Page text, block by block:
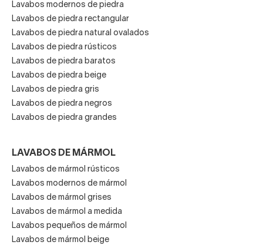
Lavabos modernos de piedra
Lavabos de piedra rectangular
Lavabos de piedra natural ovalados
Lavabos de piedra rústicos
Lavabos de piedra baratos
Lavabos de piedra beige
Lavabos de piedra gris
Lavabos de piedra negros
Lavabos de piedra grandes
LAVABOS DE MÁRMOL
Lavabos de mármol rústicos
Lavabos modernos de mármol
Lavabos de mármol grises
Lavabos de mármol a medida
Lavabos pequeños de mármol
Lavabos de mármol beige